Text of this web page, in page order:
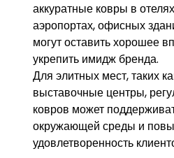
аккуратные ковры в
аэропортах, офисных
могут оставить хорошее
укрепить имидж бренда.
Для элитных мест, таких
выставочные центры,
ковров может
окружающей среды и
удовлетворенность